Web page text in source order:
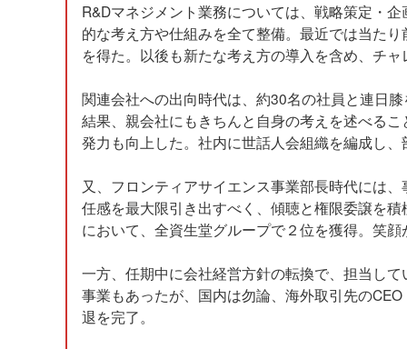
R&Dマネジメント業務については、戦略策定・
的な考え方や仕組みを全て整備。最近では当た
を得た。以後も新たな考え方の導入を含め、チ
関連会社への出向時代は、約30名の社員と連日
結果、親会社にもきちんと自身の考えを述べる
発力も向上した。社内に世話人会組織を編成し
又、フロンティアサイエンス事業部長時代には
任感を最大限引き出すべく、傾聴と権限委譲を
において、全資生堂グループで２位を獲得。笑
一方、任期中に会社経営方針の転換で、担当し
事業もあったが、国内は勿論、海外取引先の
退を完了。